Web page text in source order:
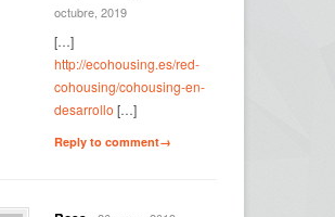
octubre, 2019
[…]
http://ecohousing.es/red-
cohousing/cohousing-en-
desarrollo […]
Reply to comment→